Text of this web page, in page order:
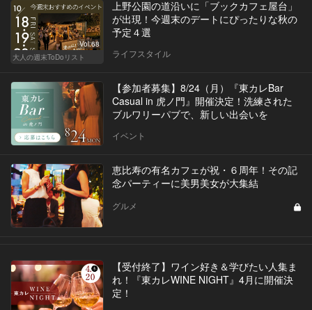
Vol.68
大人の週末ToDoリスト
上野公園の道沿いに「ブックカフェ屋台」
が出現！今週末のデートにぴったりな秋の
予定４選
ライフスタイル
【参加者募集】8/24（月）『東カレBar
Casual in 虎ノ門』開催決定！洗練された
ブルワリーパブで、新しい出会いを
イベント
恵比寿の有名カフェが祝・６周年！その記
念パーティーに美男美女が大集結
グルメ
【受付終了】ワイン好き＆学びたい人集ま
れ！『東カレWINE NIGHT』4月に開催決
定！